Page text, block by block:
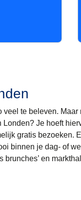
te beleven. Maar
Je hoeft
gratis bezoeken.
binnen je dag- of
en